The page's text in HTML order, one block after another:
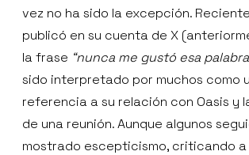
vez no ha sido la excepción.
publicó en su cuenta de X
la frase “nunca me gustó esa palabra
sido interpretado por muchos como
referencia a su relación con Oasis y
de una reunión. Aunque algunos
mostrado escepticismo, criticando a